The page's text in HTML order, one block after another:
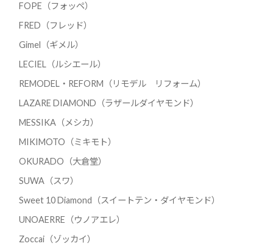
FOPE（フォッペ）
FRED（フレッド）
Gimel（ギメル）
LECIEL（ルシエール）
REMODEL・REFORM（リモデル リフォーム）
LAZARE DIAMOND（ラザールダイヤモンド）
MESSIKA（メシカ）
MIKIMOTO（ミキモト）
OKURADO（大倉堂）
SUWA（スワ）
Sweet 10 Diamond（スイートテン・ダイヤモンド）
UNOAERRE（ウノアエレ）
Zoccai（ゾッカイ）